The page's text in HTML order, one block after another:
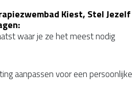
Kiest, Stel Jezelf
:
waar je ze het meest nodig
aanpassen voor een persoonlijke